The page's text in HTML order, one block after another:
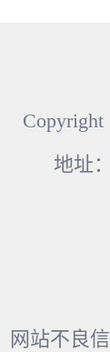
Copyright
地址
网站不良